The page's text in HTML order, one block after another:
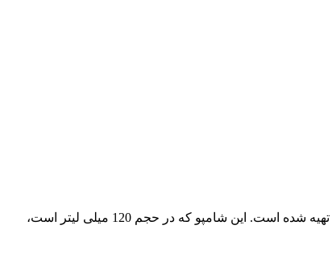
تهیه شده است. این شامپو که در حجم 120 میلی لیتر است،